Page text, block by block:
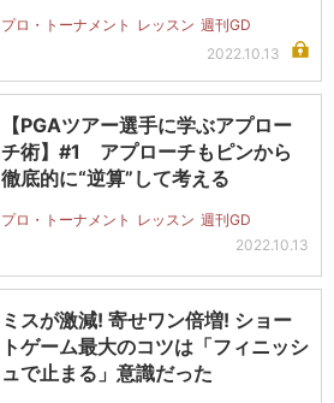
プロ・トーナメント レッスン 週刊GD
2022.10.13
【PGAツアー選手に学ぶアプロー
チ術】#1 アプローチもピンから
徹底的に“逆算”して考える
プロ・トーナメント レッスン 週刊GD
2022.10.13
ミスが激減! 寄せワン倍増! ショー
トゲーム最大のコツは「フィニッシ
ュで止まる」意識だった